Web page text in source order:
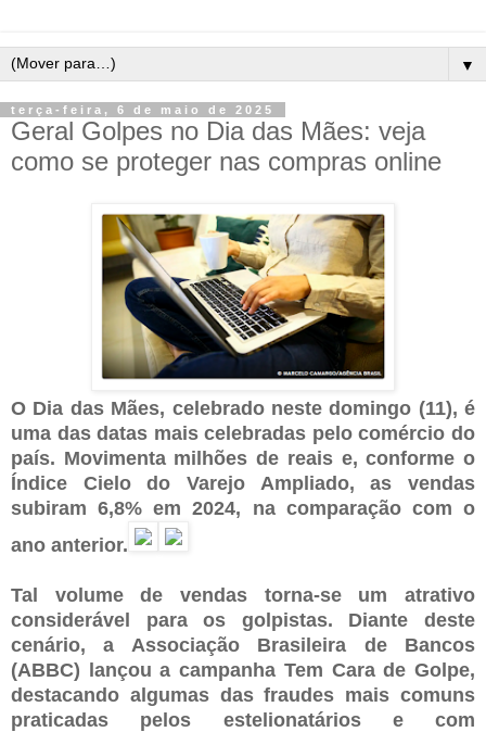
▼
terça-feira, 6 de maio de 2025
Geral Golpes no Dia das Mães: veja
como se proteger nas compras online
O Dia das Mães, celebrado neste domingo (11), é
uma das datas mais celebradas pelo comércio do
país. Movimenta milhões de reais e, conforme o
Índice Cielo do Varejo Ampliado, as vendas
subiram 6,8% em 2024, na comparação com o
ano anterior.
Tal volume de vendas torna-se um atrativo
considerável para os golpistas. Diante deste
cenário, a Associação Brasileira de Bancos
(ABBC) lançou a campanha Tem Cara de Golpe,
destacando algumas das fraudes mais comuns
praticadas pelos estelionatários e com